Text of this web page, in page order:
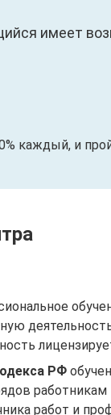
имеет
каждый, и
РФ
работникам
работ и